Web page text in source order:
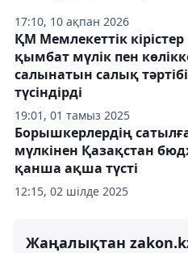
17:10, 10 ақпан 2026
19:01, 01 тамыз 2025
ҚМ Мемлекеттік
қымбат мүлік пен
салынатын салық
түсіндірді
12:15, 02 шілде 2025
Борышкерлердің
мүлкінен Қазақстан
қанша ақша түсті
Жаңалықтан